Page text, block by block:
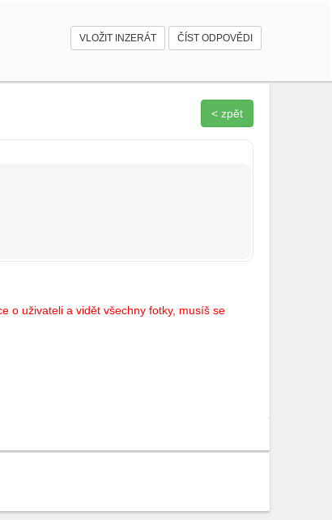
VLOŽIT INZERÁT ČÍST ODPOVĚDI
< zpět
o uživateli a vidět všechny fotky, musíš se